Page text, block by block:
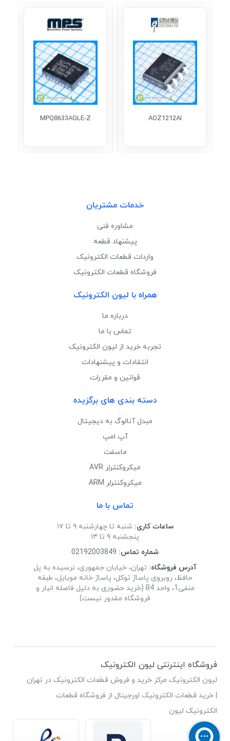
AOZ1212AI
MPQ8633AGLE-Z
خدمات مشتریان
مشاوره فنی
پیشنهاد قطعه
واردات قطعات الکترونیک
فروشگاه قطعات الکترونیک
همراه با لیون الکترونیک
درباره ما
تماس با ما
تجربه خرید از لیون الکترونیک
انتقادات و پیشنهادات
قوانین و مقررات
دسته بندی های برگزیده
مبدل آنالوگ به دیجیتال
آپ امپ
ماسفت
میکروکنترلر AVR
میکروکنترلر ARM
تماس با ما
ساعات کاری: شنبه تا چهارشنبه ۹ تا ۱۷
پنجشنبه ۹ تا ۱۴
شماره تماس: 02192003849
آدرس فروشگاه: تهران، خیابان جمهوری، نرسیده به پل
حافظ، روبروی پاساژ توکل، پاساژ خانه موبایل، طبقه
منفی1، واحد B4 (خرید حضوری به دلیل فاصله انبار و
فروشگاه مقدور نیست)
فروشگاه اینترنتی لیون الکترونیک
لیون الکترونیک مرکز خرید و فروش قطعات الکترونیک در تهران
| خرید قطعات الکترونیک اورجینال از فروشگاه قطعات
الکترونیک لیون